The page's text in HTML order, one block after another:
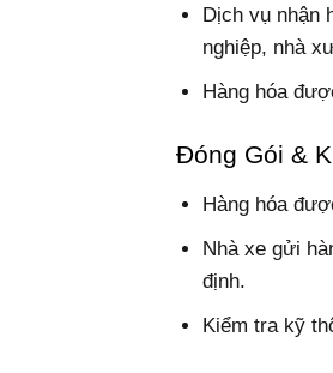
Dịch vụ nhận
nghiệp, nhà
Hàng hóa
Đóng Gói &
Hàng hóa
Nhà xe gửi
định.
Kiểm tra kỹ